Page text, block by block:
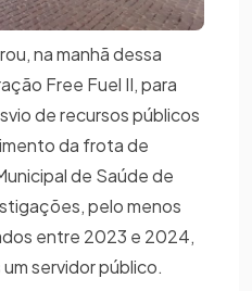
na manhã dessa
Free Fuel II, para
de recursos públicos
da frota de
de Saúde de
pelo menos
entre 2023 e 2024,
servidor público.